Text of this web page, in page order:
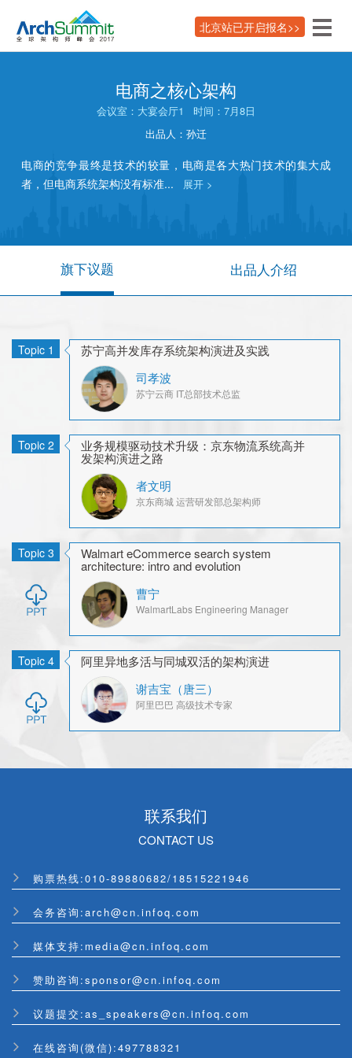
北京站已开启报名>>
电商之核心架构
会议室： 大宴会厅1 时间： 7月8日
出品人： 孙迁
电商的竞争最终是技术的较量，电商是各大热门技术的集大成
者，但电商系统架构没有标准... 展开 >
旗下议题 出品人介绍
Topic 1
苏宁高并发库存系统架构演进及实践
司孝波
苏宁云商 IT总部技术总监
Topic 2 业务规模驱动技术升级：京东物流系统高并
发架构演进之路
者文明
京东商城 运营研发部总架构师
Topic 3 Walmart eCommerce search system
architecture: intro and evolution
曹宁
WalmartLabs Engineering Manager
Topic 4
阿里异地多活与同城双活的架构演进
谢吉宝（唐三）
阿里巴巴 高级技术专家
联系我们
CONTACT US
购票热线:010-89880682/18515221946
会务咨询:arch@cn.infoq.com
媒体支持:media@cn.infoq.com
赞助咨询:sponsor@cn.infoq.com
议题提交:as_speakers@cn.infoq.com
在线咨询(微信):497788321